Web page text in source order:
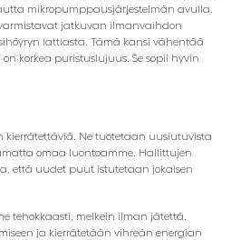
mikropumppausjärjestelmän avulla.
jatkuvan ilmanvaihdon
lattiasta. Tämä kansi vähentää
korkea puristuslujuus. Se sopii hyvin
kierrätettäviä. Ne tuotetaan uusiutuvista
omaa luontoamme. Hallittujen
että uudet puut istutetaan jokaisen
tehokkaasti, melkein ilman jätettä.
ja kierrätetään vihreän energian